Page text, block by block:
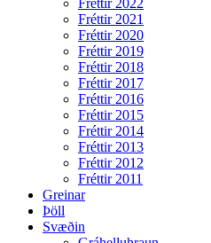
Fréttir 2022
Fréttir 2021
Fréttir 2020
Fréttir 2019
Fréttir 2018
Fréttir 2017
Fréttir 2016
Fréttir 2015
Fréttir 2014
Fréttir 2013
Fréttir 2012
Fréttir 2011
Greinar
Þöll
Svæðin